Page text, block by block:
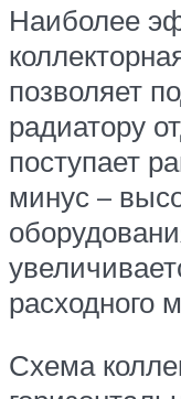
Наиболее
позволяет
радиатору
поступает
минус –
расходного
Схема